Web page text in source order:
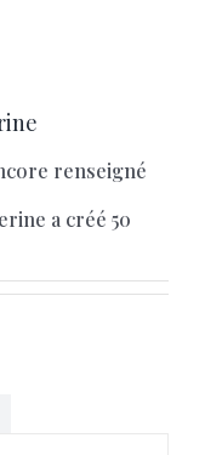
renseigné
a créé 50